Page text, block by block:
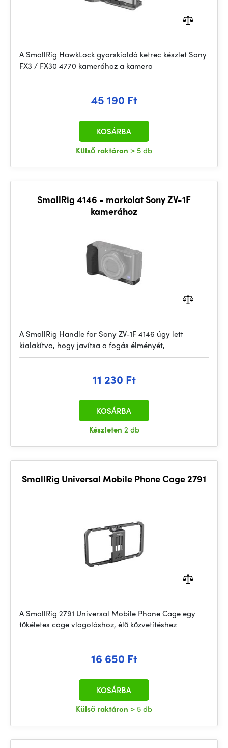
A SmallRig HawkLock gyorskioldó ketrec készlet Sony
FX3 / FX30 4770 kamerához a kamera
45 190 Ft
Külső raktáron > 5 db
KOSÁRBA
SmallRig 4146 - markolat Sony ZV-1F
kamerához
A SmallRig Handle for Sony ZV-1F 4146 úgy lett
kialakítva, hogy javítsa a fogás élményét,
11 230 Ft
Készleten 2 db
KOSÁRBA
SmallRig Universal Mobile Phone Cage 2791
A SmallRig 2791 Universal Mobile Phone Cage egy
tökéletes cage vlogoláshoz, élő közvetítéshez
16 650 Ft
Külső raktáron > 5 db
KOSÁRBA